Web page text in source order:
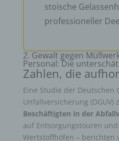
stoische
professioneller
2. Gewalt gegen
Personal: Die
Zahlen, die
Eine Studie der Deutschen
Unfallversicherung (DGUV)
Beschäftigten in der
auf Entsorgungstouren
Wertstoffhöfen – berichten